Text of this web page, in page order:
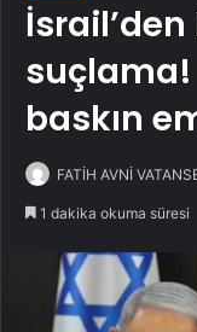
İsrail’den
baskın
FATİH AVNİ
1 dakika okuma süresi